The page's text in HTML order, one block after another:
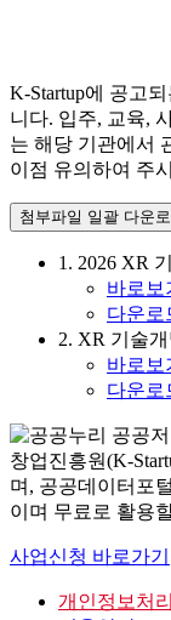
K-Startup에 공고
니다. 입주, 교육,
는 해당 기관에서
이점 유의하여 주
첨부파일 일괄 다운
1. 2026 XR
바로보
다운로
2. XR 기술
바로보
다운로
창업진흥원(K-
며, 공공데이터포
이며 무료로 활용
사업신청 바로가기
개인정보처